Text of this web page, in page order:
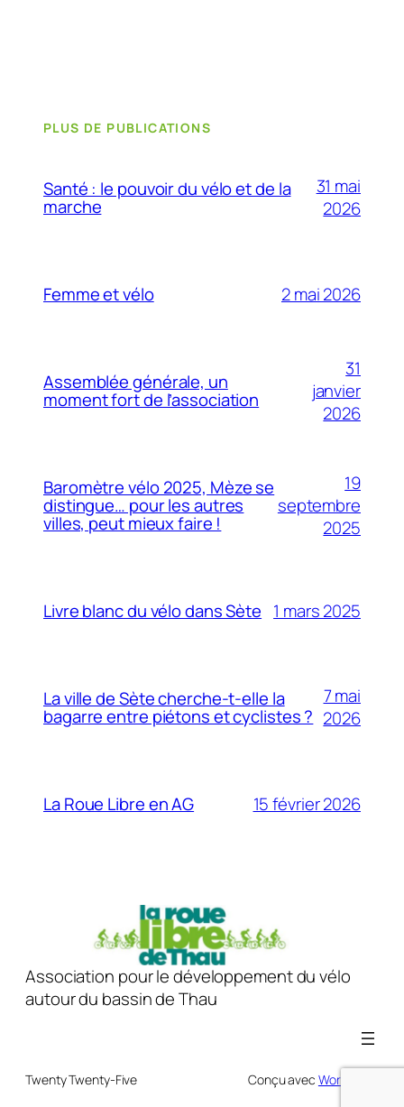
PLUS DE PUBLICATIONS
Santé : le pouvoir du vélo et de la
marche
31 mai
2026
Femme et vélo 2 mai 2026
Assemblée générale, un
moment fort de l’association
31
janvier
2026
Baromètre vélo 2025, Mèze se
distingue… pour les autres
villes, peut mieux faire !
19
septembre
2025
Livre blanc du vélo dans Sète 1 mars 2025
La ville de Sète cherche-t-elle la
bagarre entre piétons et cyclistes ?
7 mai
2026
La Roue Libre en AG 15 février 2026
Association pour le développement du vélo
autour du bassin de Thau
Twenty Twenty-Five Conçu avec WordPress